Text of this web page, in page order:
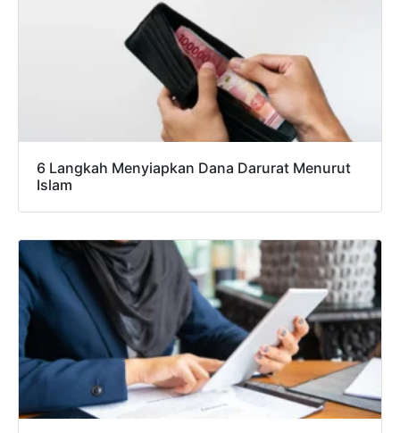
6 Langkah Menyiapkan Dana Darurat Menurut
Islam